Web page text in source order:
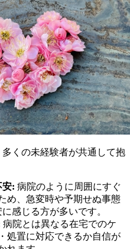
くの未経験者が共通して抱
安: 病院のように周囲にすぐ
め、急変時や予期せぬ事態
感じる方が多いです。
病院とは異なる在宅でのケ
処置に対応できるか自信が